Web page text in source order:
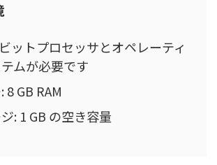
ットプロセッサとオペレーティ
ムが必要です
8 GB RAM
: 1 GB の空き容量